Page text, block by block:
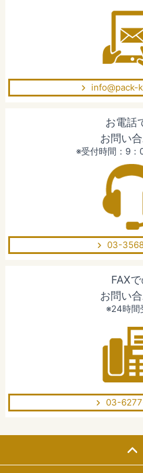
info@pack-
お電話
お問い
※受付時間：9：
03-
FAX
お問い
※24時間
03-